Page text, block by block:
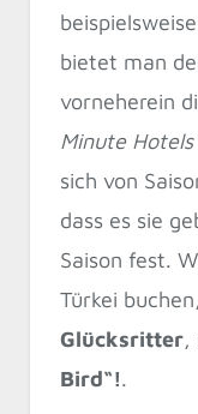
bietet man
vorneherein
Minute
sich von
dass es sie
Saison fest.
Türkei
Glücksritter,
Bird“!.